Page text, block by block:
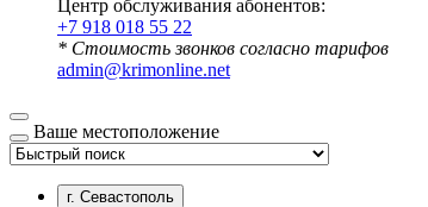
Центр обслуживания абонентов:
+7 918 018 55 22
* Стоимость звонков согласно тарифов
admin@krimonline.net
Ваше местоположение
г. Севастополь